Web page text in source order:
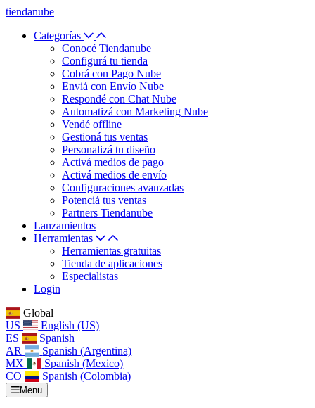
tiendanube
Categorías
Conocé Tiendanube
Configurá tu tienda
Cobrá con Pago Nube
Enviá con Envío Nube
Respondé con Chat Nube
Automatizá con Marketing Nube
Vendé offline
Gestioná tus ventas
Personalizá tu diseño
Activá medios de pago
Activá medios de envío
Configuraciones avanzadas
Potenciá tus ventas
Partners Tiendanube
Lanzamientos
Herramientas
Herramientas gratuitas
Tienda de aplicaciones
Especialistas
Login
Global
US
English (US)
ES
Spanish
AR
Spanish (Argentina)
MX
Spanish (Mexico)
CO
Spanish (Colombia)
Menu